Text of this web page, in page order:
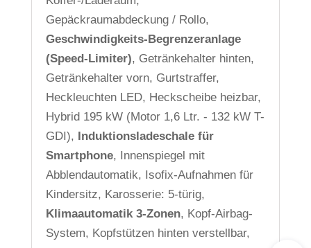
Gepäckraumabdeckung / Rollo,
Geschwindigkeits-Begrenzeranlage
(Speed-Limiter), Getränkehalter hinten,
Getränkehalter vorn, Gurtstraffer,
Heckleuchten LED, Heckscheibe heizbar,
Hybrid 195 kW (Motor 1,6 Ltr. - 132 kW T-
GDI), Induktionsladeschale für
Smartphone, Innenspiegel mit
Abblendautomatik, Isofix-Aufnahmen für
Kindersitz, Karosserie: 5-türig,
Klimaautomatik 3-Zonen, Kopf-Airbag-
System, Kopfstützen hinten verstellbar,